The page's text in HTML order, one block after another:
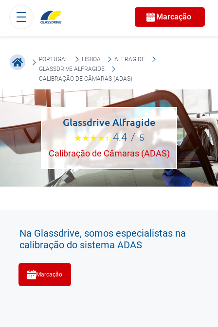
Marcação
PORTUGAL LISBOA
ALFRAGIDE
GLASSDRIVE ALFRAGIDE
CALIBRAÇÃO DE CÂMARAS (ADAS)
Glassdrive Alfragide
4.4 / 5
Calibração de Câmaras (ADAS)
Na Glassdrive, somos especialistas na
calibração do sistema ADAS
Marcação